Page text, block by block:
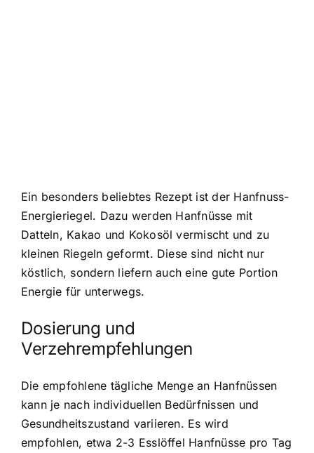
Ein besonders beliebtes Rezept ist der Hanfnuss-
Energieriegel. Dazu werden Hanfnüsse mit
Datteln, Kakao und Kokosöl vermischt und zu
kleinen Riegeln geformt. Diese sind nicht nur
köstlich, sondern liefern auch eine gute Portion
Energie für unterwegs.
Dosierung und
Verzehrempfehlungen
Die empfohlene tägliche Menge an Hanfnüssen
kann je nach individuellen Bedürfnissen und
Gesundheitszustand variieren. Es wird
empfohlen, etwa 2-3 Esslöffel Hanfnüsse pro Tag